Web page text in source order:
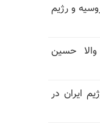
و رژیم
حسین
ایران در